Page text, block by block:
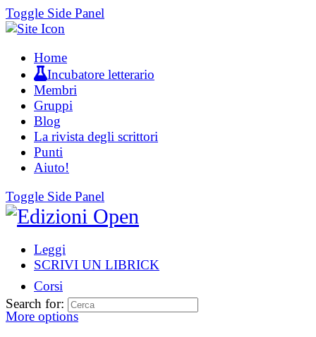
Toggle Side Panel
Home
Incubatore letterario
Membri
Gruppi
Blog
La rivista degli scrittori
Punti
Aiuto!
Toggle Side Panel
Leggi
SCRIVI UN LIBRICK
Corsi
More options
Search for: